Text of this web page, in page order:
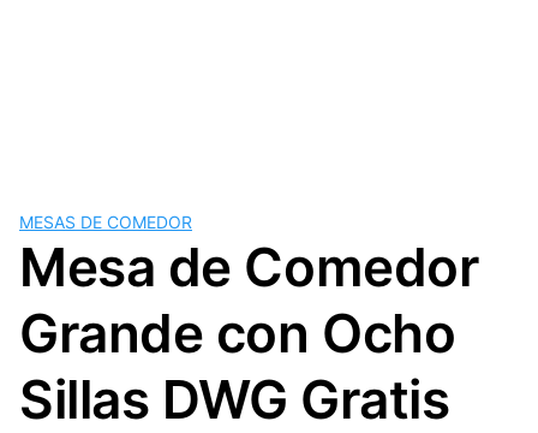
MESAS DE COMEDOR
Mesa de Comedor
Grande con Ocho
Sillas DWG Gratis